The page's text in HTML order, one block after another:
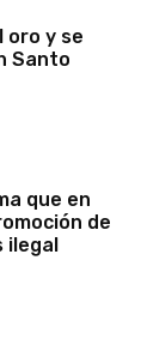
oro y se
Santo
que en
de
ilegal